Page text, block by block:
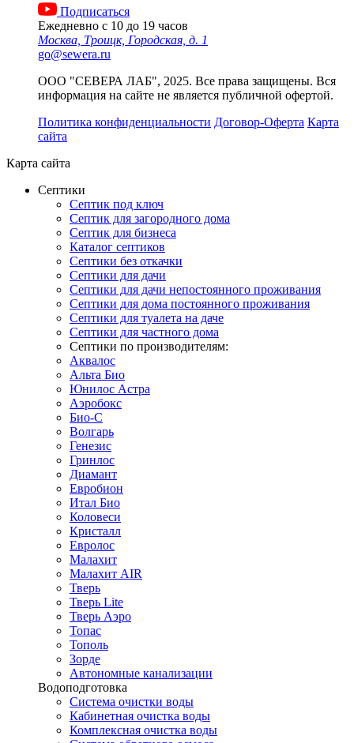
Подписаться
Ежедневно с 10 до 19 часов
Москва, Троицк, Городская, д. 1
go@sewera.ru
ООО "СЕВЕРА ЛАБ", 2025. Все права защищены. Вся
информация на сайте не является публичной офертой.
Политика конфиденциальности Договор-Оферта Карта
сайта
Карта сайта
Септики
Септик под ключ
Септик для загородного дома
Септик для бизнеса
Каталог септиков
Септики без откачки
Септики для дачи
Септики для дачи непостоянного проживания
Септики для дома постоянного проживания
Септики для туалета на даче
Септики для частного дома
Септики по производителям:
Аквалос
Альта Био
Юнилос Астра
Аэробокс
Био-С
Волгарь
Генезис
Гринлос
Диамант
Евробион
Итал Био
Коловеси
Кристалл
Евролос
Малахит
Малахит AIR
Тверь
Тверь Lite
Тверь Аэро
Топас
Тополь
Зорде
Автономные канализации
Водоподготовка
Система очистки воды
Кабинетная очистка воды
Комплексная очистка воды